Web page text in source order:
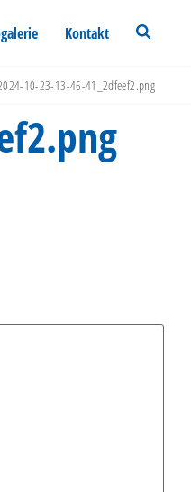
Kontakt
10-23-13-46-41_2dfeef2.png